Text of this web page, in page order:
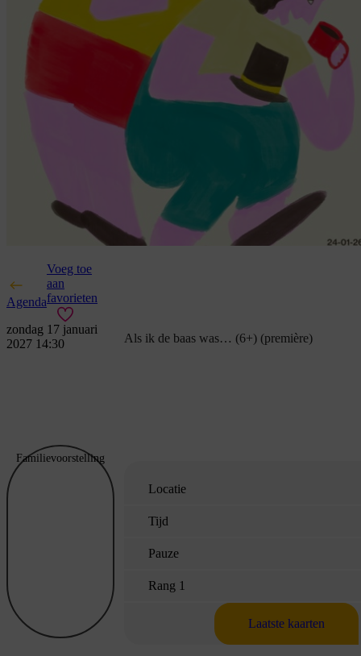
Agenda
Voeg toe
aan
favorieten
zondag 17 januari
2027 14:30
Als ik de baas was… (6+) (première)
Familievoorstelling
Locatie
Tijd
Pauze
Rang 1
Laatste kaarten